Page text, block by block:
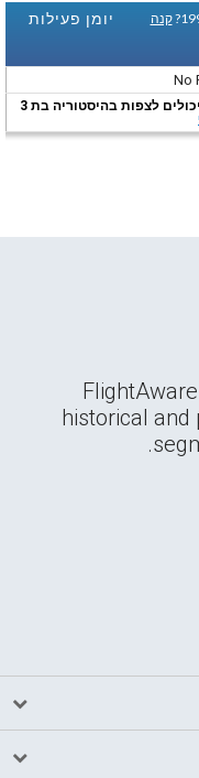
יומן פעילות
קנה
No
משתמשים רשומים (הרישום הוא קל ובחינם!) יכולים לצפות בהיסטוריה בת 3
historical and